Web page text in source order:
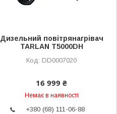
Дизельний повітрянагрівач
TARLAN T5000DH
DD0007020
16 999 ₴
Немає в наявності
+380 (68) 111-06-88